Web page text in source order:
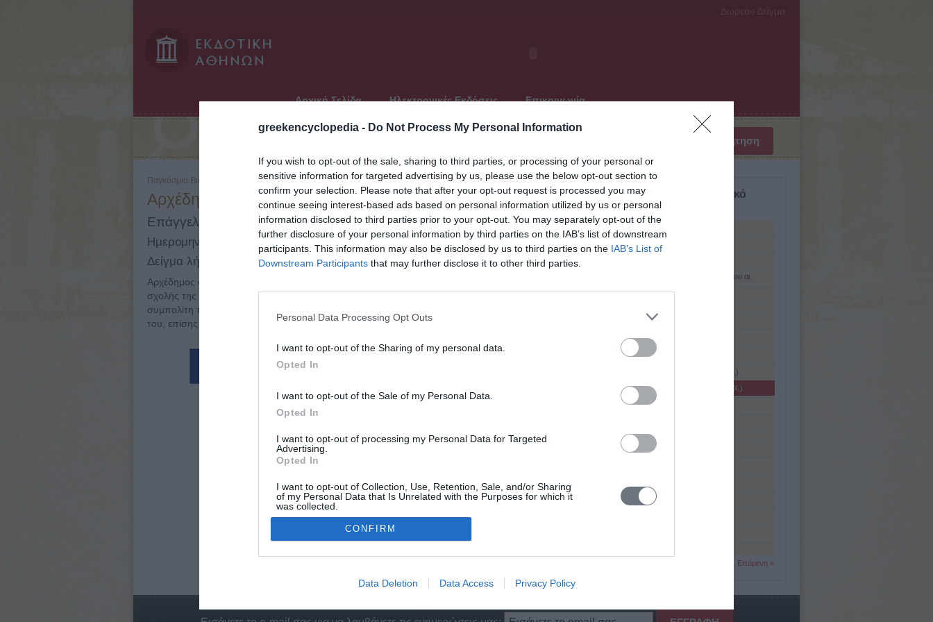
greekencyclopedia - Do Not Process My Personal Information
If you wish to opt-out of the sale, sharing to third parties, or processing of your personal or
sensitive information for targeted advertising by us, please use the below opt-out section to
confirm your selection. Please note that after your opt-out request is processed you may
continue seeing interest-based ads based on personal information utilized by us or personal
information disclosed to third parties prior to your opt-out. You may separately opt-out of the
further disclosure of your personal information by third parties on the IAB’s list of downstream
participants. This information may also be disclosed by us to third parties on the IAB’s List of
Downstream Participants that may further disclose it to other third parties.
Personal Data Processing Opt Outs
I want to opt-out of the Sharing of my personal data.
Opted In
I want to opt-out of the Sale of my Personal Data.
Opted In
I want to opt-out of processing my Personal Data for Targeted
Advertising.
Opted In
I want to opt-out of Collection, Use, Retention, Sale, and/or Sharing
of my Personal Data that Is Unrelated with the Purposes for which it
was collected.
Opted Out
CONFIRM
Data Deletion Data Access Privacy Policy
Αρχική Σελίδα Ηλεκτρονικές Εκδόσεις Επικοινωνία
Παγκόσμιο Βιογραφικό Λεξικό - Τόμος: 2 - Τελευταία ανανέωση: Τετάρτη, 19 Ιουνίου 2013
Αρχέδημος ο Ταρσεύς (περ. 200 - 140 π.Χ.)
Επάγγελμα: Φιλόσοφος
Ημερομηνίες: 200 - 140
Δείγμα λήμματος:
Αρχέδημος ο Ταρσεύς (περ. 200 - 140 π.Χ.). Φιλόσοφος με στωική κατεύθυνση, ιδρυτής μιας
σχολής της στωικής φιλοσοφίας στη Βαβυλώνα. Στην Αθήνα ο Αρχέδημος ήταν μαθητής του
συμπολίτη του Ζήνωνα* και του Διογένη* του Βαβυλώνιου και πλησίαζε στις ιδέες το συμπολίτη
του, επίσης στωικό φιλόσοφο, Αντίπατρο*. ...
Παγκόσμιο Βιογραφικό Λεξικό
Αρχάγαθος ( ; - 289 π.Χ.)
Αρχάγαθος (β' μισό 1ου αι. π.Χ. - αρχές 1ου αι.
Αρχάγαθος ο Λυσανίου (3ος αι. π.Χ.)
Αρχέδημος
Αρχέδημος ή Αρχέδαμος (5ος αι π.Χ.)
Αρχέδημος ο Γλάμων (β' μισό 5ου αι. π.Χ.)
Αρχέδημος ο Ταρσεύς (περ. 200 - 140 π.Χ.)
Αρχέδικος (β' μισό 4ου αι. π.Χ.)
Αρχέλαος
Αρχέλαος ( ; - 55 π.Χ.)
Αρχέλαος (4ος αι. π.Χ.)
Επόμενη »